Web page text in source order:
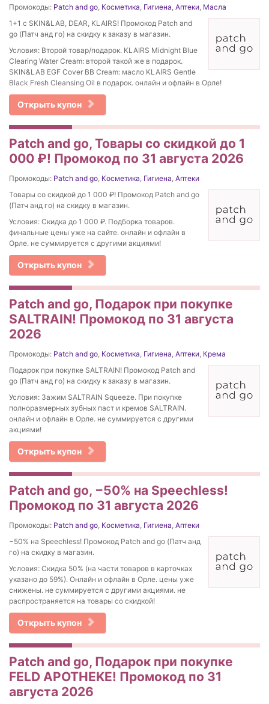
Промокоды: Patch and go, Косметика, Гигиена, Аптеки, Масла
1+1 с SKIN&LAB, DEAR, KLAIRS! Промокод Patch and
go (Патч анд го) на скидку к заказу в магазин.
Условия: Второй товар/подарок. KLAIRS Midnight Blue
Clearing Water Cream: второй такой же в подарок.
SKIN&LAB EGF Cover BB Cream: масло KLAIRS Gentle
Black Fresh Cleansing Oil в подарок. онлайн и офлайн в Орле!
Открыть купон
Patch and go, Товары со скидкой до 1
000 ₽! Промокод по 31 августа 2026
Промокоды: Patch and go, Косметика, Гигиена, Аптеки
Товары со скидкой до 1 000 ₽! Промокод Patch and go
(Патч анд го) на скидку в магазин.
Условия: Скидка до 1 000 ₽. Подборка товаров.
финальные цены уже на сайте. онлайн и офлайн в
Орле. не суммируется с другими акциями!
Открыть купон
Patch and go, Подарок при покупке
SALTRAIN! Промокод по 31 августа
2026
Промокоды: Patch and go, Косметика, Гигиена, Аптеки, Крема
Подарок при покупке SALTRAIN! Промокод Patch and
go (Патч анд го) на скидку к заказу в магазин.
Условия: Зажим SALTRAIN Squeeze. При покупке
полноразмерных зубных паст и кремов SALTRAIN.
онлайн и офлайн в Орле. не суммируется с другими
акциями!
Открыть купон
Patch and go, −50% на Speechless!
Промокод по 31 августа 2026
Промокоды: Patch and go, Косметика, Гигиена, Аптеки
−50% на Speechless! Промокод Patch and go (Патч анд
го) на скидку в магазин.
Условия: Скидка 50% (на части товаров в карточках
указано до 59%). Онлайн и офлайн в Орле. цены уже
снижены. не суммируется с другими акциями. не
распространяется на товары со скидкой!
Открыть купон
Patch and go, Подарок при покупке
FELD APOTHEKE! Промокод по 31
августа 2026